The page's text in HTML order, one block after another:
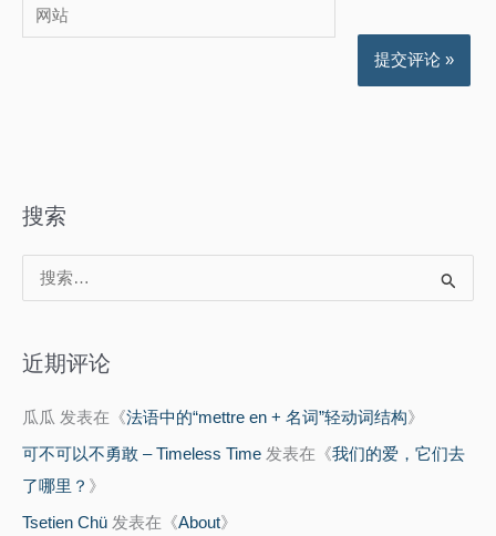
箱
*
网
站
搜索
索
近期评论
瓜瓜 发表在《法语中的“mettre en + 名词”轻动词结构》
可不可以不勇敢 – Timeless Time 发表在《我们的爱，它们去
了哪里？ 》
Tsetien Chü 发表在《About》